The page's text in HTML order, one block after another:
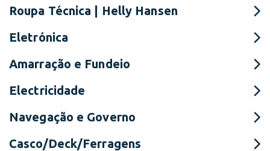
Roupa Técnica | Helly Hansen
Eletrónica
Amarração e Fundeio
Electricidade
Navegação e Governo
Casco/Deck/Ferragens